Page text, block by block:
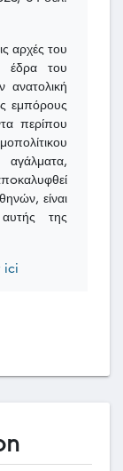
αρχές του
του
ανατολική
εμπόρους
περίπου
είναι
της
ici